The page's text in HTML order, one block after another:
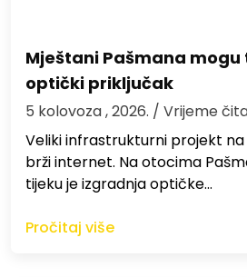
Mještani Pašmana
optički priključak
5 kolovoza , 2026. / Vrijeme
Veliki infrastrukturni projekt
brži internet. Na otocima
tijeku je izgradnja optičke…
Pročitaj više